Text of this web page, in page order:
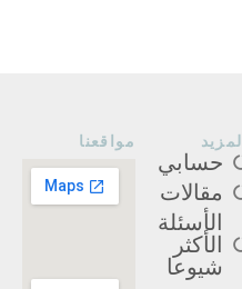
مواقعنا المزيد
حسابي
مقالات
الأسئلة
الأكثر
شيوعا